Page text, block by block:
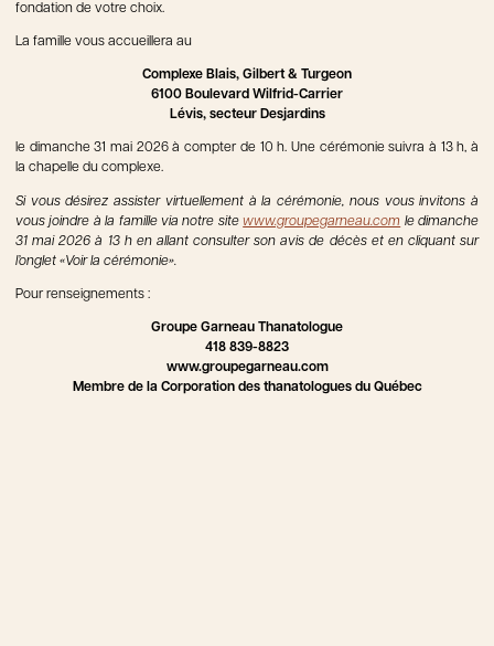
fondation de votre choix.
La famille vous accueillera au
Complexe Blais, Gilbert & Turgeon
6100 Boulevard Wilfrid-Carrier
Lévis, secteur Desjardins
le dimanche 31 mai 2026 à compter de 10 h. Une cérémonie suivra à 13 h, à
la chapelle du complexe.
Si vous désirez assister virtuellement à la cérémonie, nous vous invitons à
vous joindre à la famille via notre sitewww.groupegarneau.com le dimanche
31 mai 2026 à 13 h en allant consulter son avis de décès et en cliquant sur
l’onglet «Voir la cérémonie».
Pour renseignements :
Groupe Garneau Thanatologue
418 839-8823
www.groupegarneau.com
Membre de la Corporation des thanatologues du Québec